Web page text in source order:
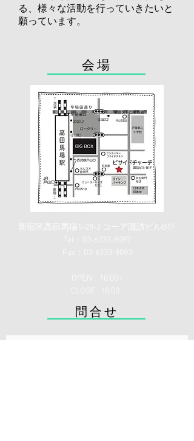
る、様々な活動を​行っていきたいと
願っています。
​会場
新宿区高田馬場1-28-2 コーア諏訪ビルB1F
​問合せ